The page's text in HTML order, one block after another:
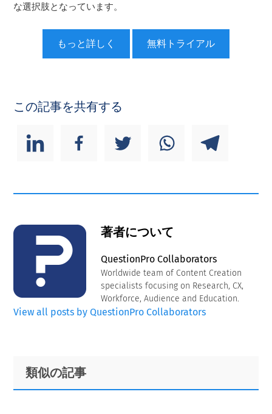
な選択肢となっています。
もっと詳しく 無料トライアル
この記事を共有する
著者について
QuestionPro Collaborators
Worldwide team of Content Creation
specialists focusing on Research, CX,
Workforce, Audience and Education.
View all posts by QuestionPro Collaborators
Primary
Sidebar
Footer
類似の記事